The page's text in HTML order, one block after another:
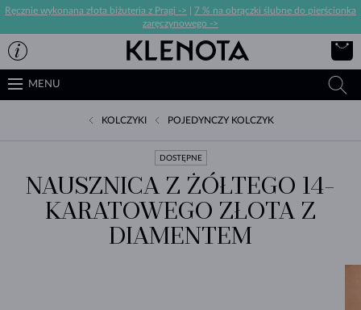
Ręcznie wykonana złota biżuteria z Pragi ->
7 % na obrączki ślubne do pierścionka
zaręczynowego ->
MENU
KOLCZYKI POJEDYNCZY KOLCZYK
DOSTĘPNE
NAUSZNICA Z ŻÓŁTEGO 14-
KARATOWEGO ZŁOTA Z
DIAMENTEM